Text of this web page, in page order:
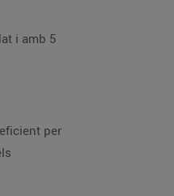
i amb 5
per